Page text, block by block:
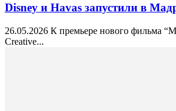
Disney и Havas запустили в
26.05.2026 К премьере нового фильма
Creative...